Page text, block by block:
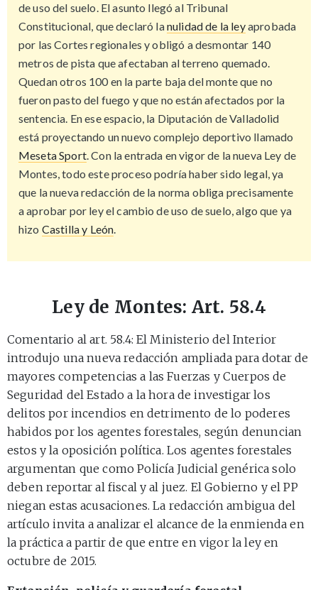
de uso del suelo. El asunto llegó al Tribunal
Constitucional, que declaró lanulidad de la leyaprobada
por las Cortes regionales y obligó a desmontar 140
metros de pista que afectaban al terreno quemado.
Quedan otros 100 en la parte baja del monte que no
fueron pasto del fuego y que no están afectados por la
sentencia. En ese espacio, la Diputación de Valladolid
está proyectando un nuevo complejo deportivo llamado
Meseta Sport. Con la entrada en vigor de la nueva Ley de
Montes, todo este proceso podría haber sido legal, ya
que la nueva redacción de la norma obliga precisamente
a aprobar por ley el cambio de uso de suelo, algo que ya
hizo Castilla y León.
Ley de Montes: Art. 58.4
Comentario al art. 58.4: El Ministerio del Interior
introdujo una nueva redacción ampliada para dotar de
mayores competencias a las Fuerzas y Cuerpos de
Seguridad del Estado a la hora de investigar los
delitos por incendios en detrimento de lo poderes
habidos por los agentes forestales, según denuncian
estos y la oposición política. Los agentes forestales
argumentan que como Policía Judicial genérica solo
deben reportar al fiscal y al juez. El Gobierno y el PP
niegan estas acusaciones. La redacción ambigua del
artículo invita a analizar el alcance de la enmienda en
la práctica a partir de que entre en vigor la ley en
octubre de 2015.